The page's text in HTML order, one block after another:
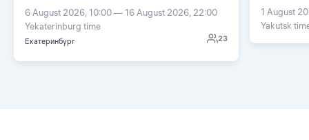
6 August 2026, 10:00 — 16 August 2026, 22:00
Yekaterinburg time
Екатеринбург 23
1 August
Yakutsk